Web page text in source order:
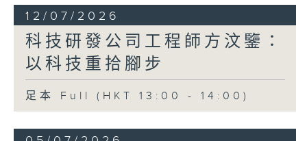
12/07/2026
科技研發公司工程師方汶鑒：
以科技重拾腳步
足本 Full (HKT 13:00 - 14:00)